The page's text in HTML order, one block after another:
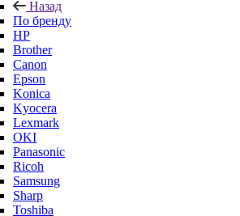
Назад
По бренду
HP
Brother
Canon
Epson
Konica
Kyocera
Lexmark
OKI
Panasonic
Ricoh
Samsung
Sharp
Toshiba